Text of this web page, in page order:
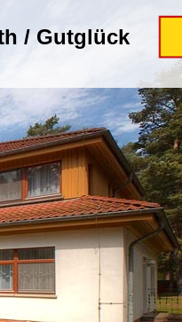
/ Gutglück